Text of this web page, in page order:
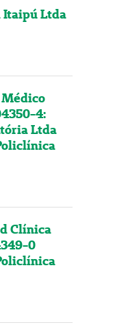
Itaipú Ltda
4:
Ltda
Clínica
0